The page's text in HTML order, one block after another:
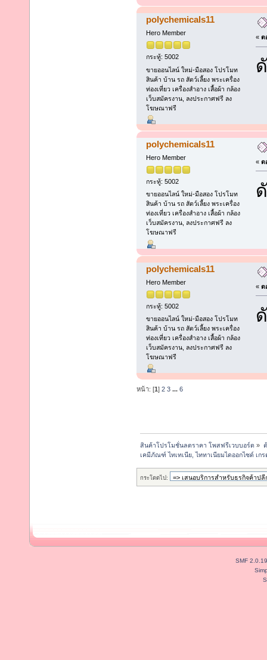
polychemicals11
Hero Member
กระทู้: 5002
ขายออนไลน์ ใหม่-มือสอง โปรโมท
สินค้า บ้าน รถ สัตว์เลี้ยง พระเครื่อง
ท่องเที่ยว เครื่องสำอาง เสื้อผ้า กล้อง
เว็บสมัครงาน, ลงประกาศฟรี ลง
โฆษณาฟรี
« ต
polychemicals11
Hero Member
กระทู้: 5002
ขายออนไลน์ ใหม่-มือสอง โปรโมท
สินค้า บ้าน รถ สัตว์เลี้ยง พระเครื่อง
ท่องเที่ยว เครื่องสำอาง เสื้อผ้า กล้อง
เว็บสมัครงาน, ลงประกาศฟรี ลง
โฆษณาฟรี
« ต
polychemicals11
Hero Member
กระทู้: 5002
ขายออนไลน์ ใหม่-มือสอง โปรโมท
สินค้า บ้าน รถ สัตว์เลี้ยง พระเครื่อง
ท่องเที่ยว เครื่องสำอาง เสื้อผ้า กล้อง
เว็บสมัครงาน, ลงประกาศฟรี ลง
โฆษณาฟรี
« ต
หน้า: [1] 2 3 ... 6
สินค้าโปรโมชั่นลดราคา โพสฟรีเวบบอร์ด »
เคมีภัณฑ์ ไทเทเนีย, ไททาเนียมไดออกไซด์ เก
กระโดดไป:
SMF 2.0.19